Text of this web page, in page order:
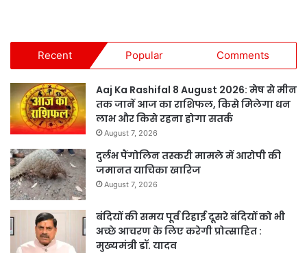
Recent Popular Comments
Aaj Ka Rashifal 8 August 2026: मेष से मीन
तक जानें आज का राशिफल, किसे मिलेगा धन
लाभ और किसे रहना होगा सतर्क
August 7, 2026
दुर्लभ पैंगोलिन तस्करी मामले में आरोपी की
जमानत याचिका खारिज
August 7, 2026
बंदियों की समय पूर्व रिहाई दूसरे बंदियों को भी
अच्छे आचरण के लिए करेगी प्रोत्साहित :
मुख्यमंत्री डॉ. यादव